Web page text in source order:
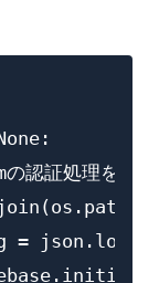
証処理を行う
=